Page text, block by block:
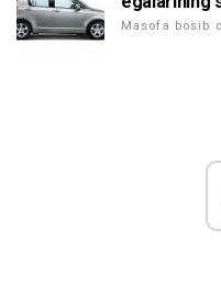
Masofa bosib